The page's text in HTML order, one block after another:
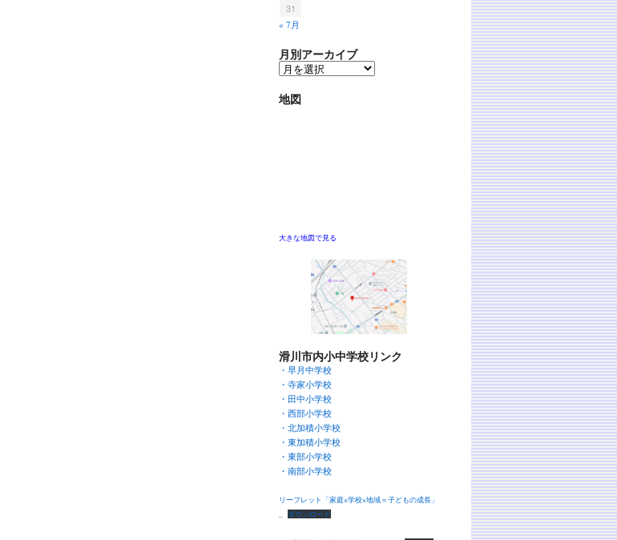
31
« 7月
月別アーカイブ
地図
大きな地図で見る
滑川市内小中学校リンク
・早月中学校
・寺家小学校
・田中小学校
・西部小学校
・北加積小学校
・東加積小学校
・東部小学校
・南部小学校
リーフレット「家庭×学校×地域＝子どもの成長」
ダウンロード